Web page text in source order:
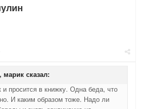
марик сказал:
просится в книжку. Одна беда, что
И каким образом тоже. Надо ли